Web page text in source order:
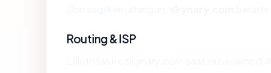
Routing & ISP